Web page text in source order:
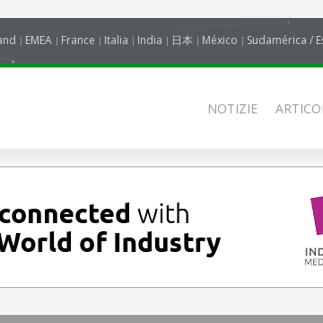
EMEA France Italia India 日本 México Sudamérica /
NOTIZIE